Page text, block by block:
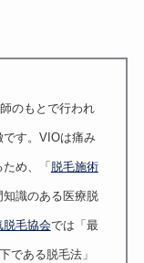
のもとで行われ
です。VIOは痛み
め、「 脱毛施術
識のある医療脱
脱毛協会では「最
である脱毛法」